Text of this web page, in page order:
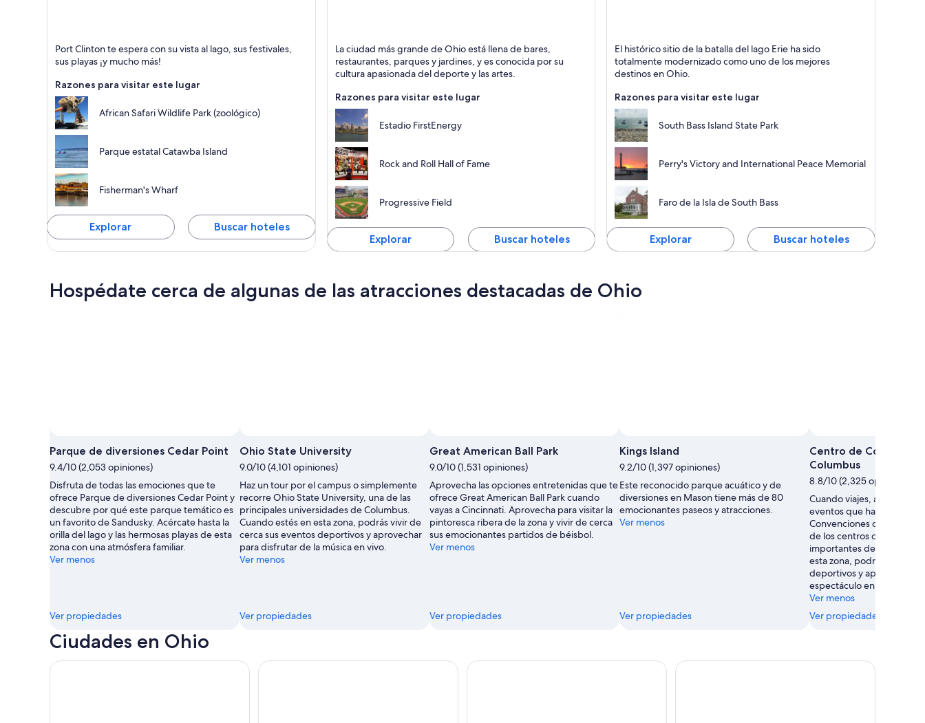
Lagos, Puertos y Islas
Port Clinton te espera con su vista al lago, sus festivales,
sus playas ¡y mucho más!
Razones para visitar este lugar
African Safari Wildlife Park (zoológico)
Parque estatal Catawba Island
Fisherman's Wharf
Explorar Buscar hoteles
Deportes, Teatros y Entretenimiento
La ciudad más grande de Ohio está llena de bares,
restaurantes, parques y jardines, y es conocida por su
cultura apasionada del deporte y las artes.
Razones para visitar este lugar
Estadio FirstEnergy
Rock and Roll Hall of Fame
Progressive Field
Explorar Buscar hoteles
Islas, Bares y
Monumentos
El histórico sitio de la batalla del lago Erie ha sido
totalmente modernizado como uno de los mejores
destinos en Ohio.
Razones para visitar este lugar
South Bass Island State Park
Perry's Victory and International Peace Memorial
Faro de la Isla de South Bass
Explorar Buscar hoteles
Hospédate cerca de algunas de las atracciones destacadas de Ohio
de
uso
libre
por
Evon
Root
Parque de diversiones Cedar Point
9.4/10 (2,053 opiniones)
Disfruta de todas las emociones que te
ofrece Parque de diversiones Cedar Point y
descubre por qué este parque temático es
un favorito de Sandusky. Acércate hasta la
orilla del lago y las hermosas playas de esta
zona con una atmósfera familiar.
Ver menos
Ver propiedades
Ohio State University
9.0/10 (4,101 opiniones)
Haz un tour por el campus o simplemente
recorre Ohio State University, una de las
principales universidades de Columbus.
Cuando estés en esta zona, podrás vivir de
cerca sus eventos deportivos y aprovechar
para disfrutar de la música en vivo.
Ver menos
Ver propiedades
de
uso
libre
por
Russell
Hewatt
Great American Ball Park
9.0/10 (1,531 opiniones)
Aprovecha las opciones entretenidas que te
ofrece Great American Ball Park cuando
vayas a Cincinnati. Aprovecha para visitar la
pintoresca ribera de la zona y vivir de cerca
sus emocionantes partidos de béisbol.
Ver menos
Ver propiedades
Kings Island
9.2/10 (1,397 opiniones)
Este reconocido parque acuático y de
diversiones en Mason tiene más de 80
emocionantes paseos y atracciones.
Ver menos
Ver propiedades
Centro de
Columbus
8.8/10 (2,325 opiniones)
Cuando viajes, aprovecha
eventos que habrá en
Convenciones de Greater
de los centros de
importantes de
esta zona, podrás vivir de
deportivos y aprovechar
espectáculo en sus teatros.
Ver menos
Ver propiedades
Ciudades en Ohio